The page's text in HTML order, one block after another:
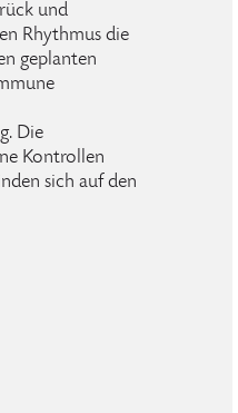
und
Rhythmus die
geplanten
Die
Kontrollen
sich auf den